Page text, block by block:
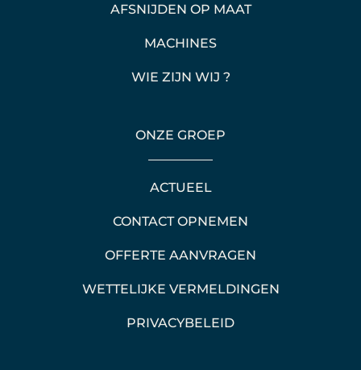
AFSNIJDEN OP MAAT
MACHINES
WIE ZIJN WIJ ?
ONZE GROEP
ACTUEEL
CONTACT OPNEMEN
OFFERTE AANVRAGEN
WETTELIJKE VERMELDINGEN
PRIVACYBELEID